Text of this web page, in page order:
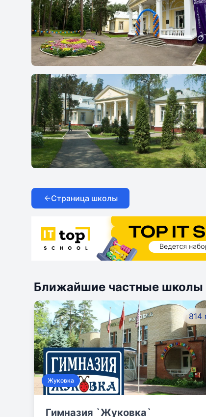
Гимназия `Жуковка`
Страница школы
Ближайшие частные школы
814
Жуковка
Гимназия `Жуковка`